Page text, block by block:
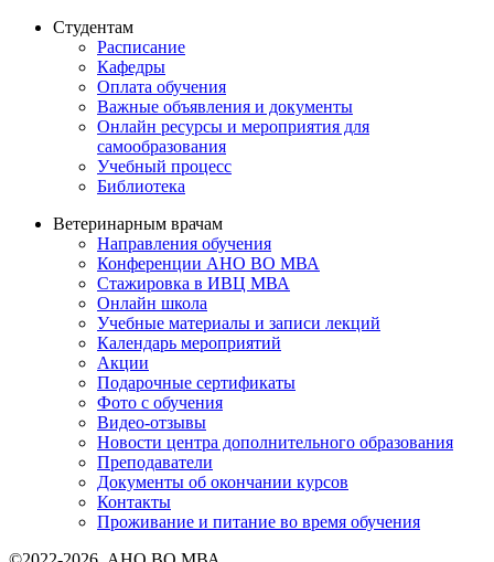
Студентам
Расписание
Кафедры
Оплата обучения
Важные объявления и документы
Онлайн ресурсы и мероприятия для
самообразования
Учебный процесс
Библиотека
Ветеринарным врачам
Направления обучения
Конференции АНО ВО МВА
Стажировка в ИВЦ МВА
Онлайн школа
Учебные материалы и записи лекций
Календарь мероприятий
Акции
Подарочные сертификаты
Фото с обучения
Видео-отзывы
Новости центра дополнительного образования
Преподаватели
Документы об окончании курсов
Контакты
Проживание и питание во время обучения